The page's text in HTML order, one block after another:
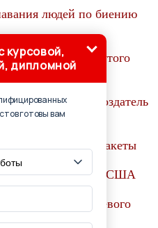
людей по биению
судьба самого крутого
конструктор, создатель
как действуют ракеты
атомная пушка США
нацистского боевого
дипломной
готовы вам